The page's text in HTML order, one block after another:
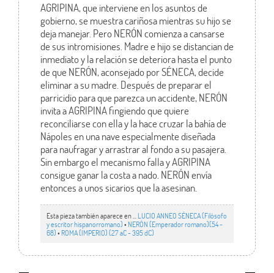
AGRIPINA, que interviene en los asuntos de
gobierno, se muestra cariñosa mientras su hijo se
deja manejar. Pero NERÓN comienza a cansarse
de sus intromisiones. Madre e hijo se distancian de
inmediato y la relación se deteriora hasta el punto
de que NERÓN, aconsejado por SÉNECA, decide
eliminar a su madre. Después de preparar el
parricidio para que parezca un accidente, NERÓN
invita a AGRIPINA fingiendo que quiere
reconciliarse con ella y la hace cruzar la bahía de
Nápoles en una nave especialmente diseñada
para naufragar y arrastrar al fondo a su pasajera.
Sin embargo el mecanismo falla y AGRIPINA
consigue ganar la costa a nado. NERÓN envía
entonces a unos sicarios que la asesinan.
Esta pieza también aparece en ... LUCIO ANNEO SÉNECA (Filósofo
y escritor hispanorromano)• NERÓN (Emperador romano)(54 -
68)• ROMA (IMPERIO) (27 aC - 395 dC)